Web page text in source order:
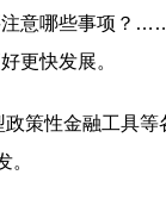
意哪些事项？
更快发展。
策性金融工具